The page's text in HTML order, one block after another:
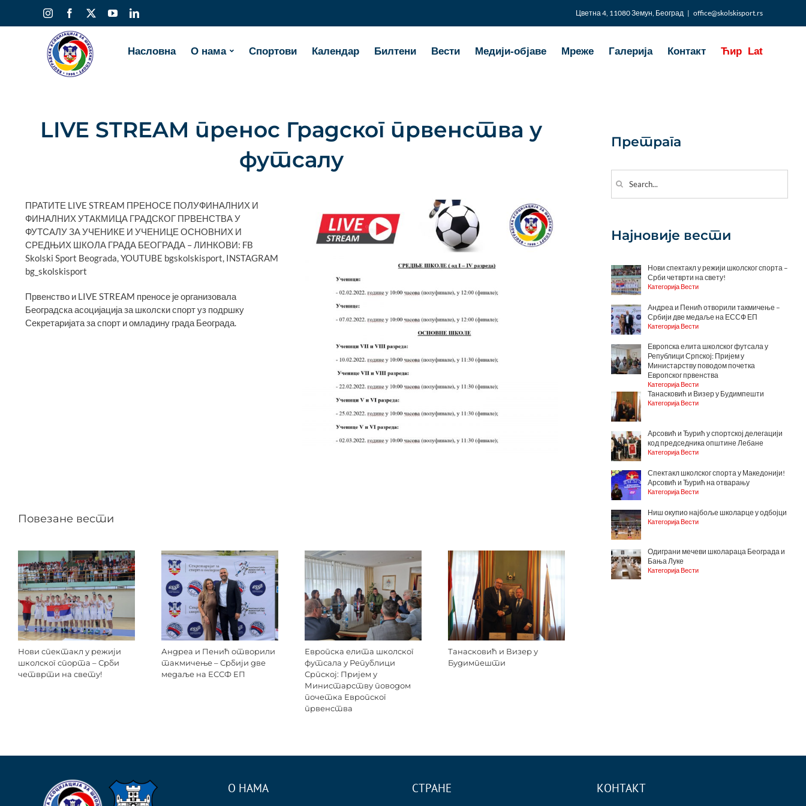
InstagramFacebook YouTubeLinkedIn Цветна 4, 11080 Земун, Београд | office@skolskisport.rs
Насловна О нама Спортови Календар Билтени Вести Медији-објаве Мреже Галерија Контакт Ћир Lat
LIVE STREAM пренос Градског првенства у
футсалу
ПРАТИТЕ LIVE STREAM ПРЕНОСЕ ПОЛУФИНАЛНИХ И
ФИНАЛНИХ УТАКМИЦА ГРАДСКОГ ПРВЕНСТВА У
ФУТСАЛУ ЗА УЧЕНИКЕ И УЧЕНИЦЕ ОСНОВНИХ И
СРЕДЊИХ ШКОЛА ГРАДА БЕОГРАДА – ЛИНКОВИ: FB
Skolski Sport Beograda, YOUTUBE bgskolskisport, INSTAGRAM
bg_skolskisport
Првенство и LIVE STREAM преносе је организовала
Београдска асоцијација за школски спорт уз подршку
Секретаријата за спорт и омладину града Београда.
Повезане вести
Нови спектакл у режији
школског спорта – Срби
четврти на свету!
Андреа и Пенић отворили
такмичење – Србији две
медаље на ЕССФ ЕП
Европска елита школског
футсала у Републици
Српској: Пријем у
Министарству поводом
почетка Европског
првенства
Танасковић и Визер у
Будимпешти
Претрага
for:
Најновије вести
Нови спектакл у режији школског спорта –
Срби четврти на свету!
Категорија Вести
Андреа и Пенић отворили такмичење –
Србији две медаље на ЕССФ ЕП
Категорија Вести
Европска елита школског футсала у
Републици Српској: Пријем у
Министарству поводом почетка
Европског првенства
Категорија Вести
Танасковић и Визер у Будимпешти
Категорија Вести
Арсовић и Ђурић у спортској делегацији
код председника општине Лебане
Категорија Вести
Спектакл школског спорта у Македонији!
Арсовић и Ђурић на отварању
Категорија Вести
Ниш окупио најбоље школарце у одбојци
Категорија Вести
Одиграни мечеви школараца Београда и
Бања Луке
Категорија Вести
О НАМА СТРАНЕ КОНТАКТ